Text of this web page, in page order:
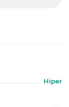
Hiper